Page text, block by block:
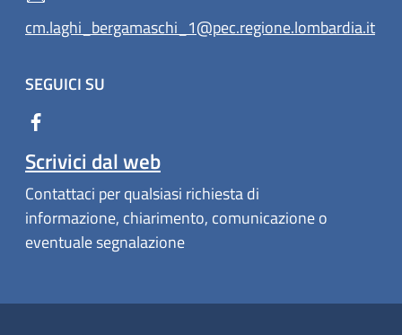
cm.laghi_bergamaschi_1@pec.regione.lombardia.it
SEGUICI SU
Scrivici dal web
Contattaci per qualsiasi richiesta di
informazione, chiarimento, comunicazione o
eventuale segnalazione